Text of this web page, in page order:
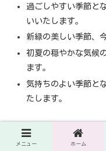
過ごしやすい季節と
いいたします。
新緑の美しい季節、
初夏の穏やかな気候
ます。
気持ちのよい季節と
たします。
長くしすぎると逆に読み
がコツです。
メニュー ホーム